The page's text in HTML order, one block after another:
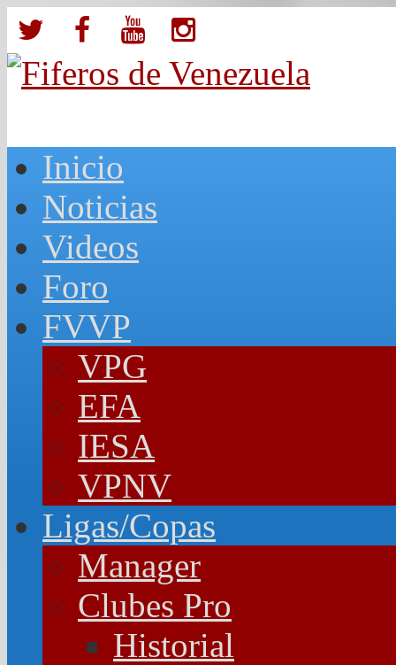
Inicio
Noticias
Videos
Foro
FVVP
VPG
EFA
IESA
VPNV
Ligas/Copas
Manager
Clubes Pro
Historial